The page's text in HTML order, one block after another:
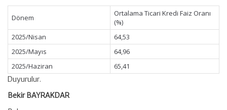
Dönem
Ortalama Ticari Kredi Faiz Oranı
(%)
2025/Nisan
64,53
2025/Mayıs
64,96
2025/Haziran
65,41
Duyurulur.
Bekir BAYRAKDAR